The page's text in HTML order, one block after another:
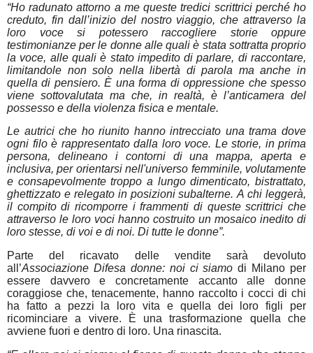
“Ho radunato attorno a me queste tredici scrittrici perché ho
creduto, fin dall’inizio del nostro viaggio, che attraverso la
loro voce si potessero raccogliere storie oppure
testimonianze per le donne alle quali è stata sottratta proprio
la voce, alle quali è stato impedito di parlare, di raccontare,
limitandole non solo nella libertà di parola ma anche in
quella di pensiero. È una forma di oppressione che spesso
viene sottovalutata ma che, in realtà, è l’anticamera del
possesso e della violenza fisica e mentale.
Le autrici che ho riunito hanno intrecciato una trama dove
ogni filo è rappresentato dalla loro voce. Le storie, in prima
persona, delineano i contorni di una mappa, aperta e
inclusiva, per orientarsi nell'universo femminile, volutamente
e consapevolmente troppo a lungo dimenticato, bistrattato,
ghettizzato e relegato in posizioni subalterne.A chi leggerà,
il compito di ricomporre i frammenti di queste scrittrici che
attraverso le loro voci hanno costruito un mosaico inedito di
loro stesse, di voi e di noi. Di tutte le donne”.
Parte del ricavato delle vendite sarà
devoluto
all’Associazione Difesa donne: noi ci siamodi Milano per
essere davvero e concretamente accanto alle donne
coraggiose che, tenacemente, hanno raccolto i cocci di chi
ha fatto a pezzi la loro vita e quella dei loro figli per
ricominciare a vivere. È una trasformazione quella che
avviene fuori e dentro di loro. Una rinascita.